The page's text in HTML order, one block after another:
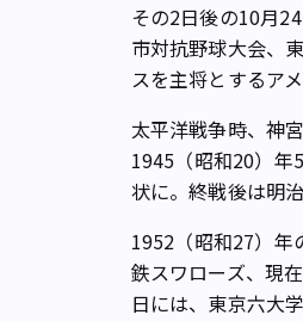
その2日後の10月
市対抗野球大会、
スを主将とするア
太平洋戦争時、神
1945（昭和20）年
状に。終戦後は明
1952（昭和27）年
鉄スワローズ、現
日には、東京六大